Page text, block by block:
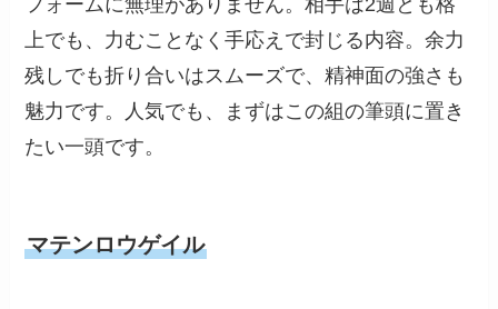
上でも、力むことなく手応えで封じる内容。余力
残しでも折り合いはスムーズで、精神面の強さも
魅力です。人気でも、まずはこの組の筆頭に置き
たい一頭です。
マテンロウゲイル